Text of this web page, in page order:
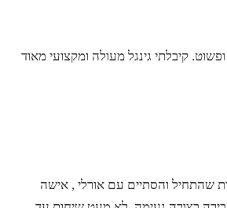
קיבלתי גינגל מעולה ומקצועי מאוד
שהתחיל והסתיים עם אורלי , אישה